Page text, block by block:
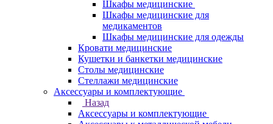
Шкафы медицинские
Шкафы медицинские для
медикаментов
Шкафы медицинские для одежды
Кровати медицинские
Кушетки и банкетки медицинские
Столы медицинские
Стеллажи медицинские
Аксессуары и комплектующие
Назад
Аксессуары и комплектующие